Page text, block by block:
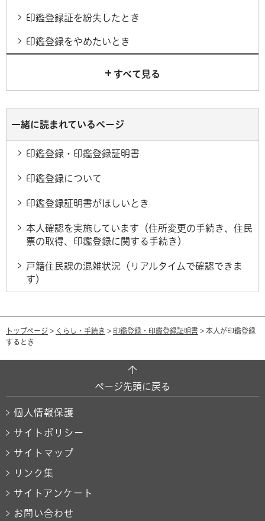
印鑑登録証を紛失したとき
印鑑登録をやめたいとき
すべて見る
一緒に読まれているページ
印鑑登録・印鑑登録証明書
印鑑登録について
印鑑登録証明書がほしいとき
本人確認を実施しています（住所変更の手続き、住民
票の取得、印鑑登録に関する手続き）
戸籍住民課の混雑状況（リアルタイムで確認できま
す）
トップページ > くらし・手続き > 印鑑登録・印鑑登録証明書 > 本人が印鑑登録
するとき
ページ先頭に戻る
個人情報保護
サイトポリシー
サイトマップ
リンク集
サイトアンケート
お問い合わせ